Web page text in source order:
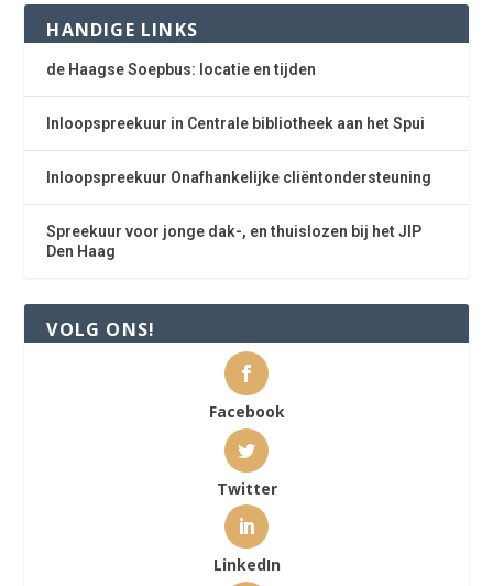
HANDIGE LINKS
de Haagse Soepbus: locatie en tijden
Inloopspreekuur in Centrale bibliotheek aan het Spui
Inloopspreekuur Onafhankelijke cliëntondersteuning
Spreekuur voor jonge dak-, en thuislozen bij het JIP
Den Haag
VOLG ONS!
Facebook
Twitter
LinkedIn